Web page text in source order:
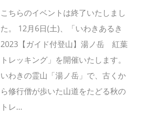
こちらのイベントは終了いたしまし
た。 12月6日(土)、「いわきあるき
2023【ガイド付登山】湯ノ岳 紅葉
トレッキング」を開催いたします。
いわきの霊山「湯ノ岳」で、古くか
ら修行僧が歩いた山道をたどる秋の
トレ…